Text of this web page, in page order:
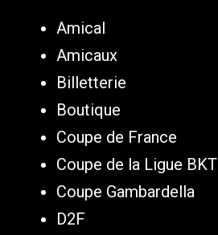
Amical
Amicaux
Billetterie
Boutique
Coupe de France
Coupe de la Ligue BKT
Coupe Gambardella
D2F